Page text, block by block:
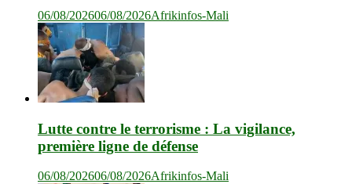
06/08/202606/08/2026Afrikinfos-Mali
Lutte contre le terrorisme : La vigilance,
première ligne de défense
06/08/202606/08/2026Afrikinfos-Mali